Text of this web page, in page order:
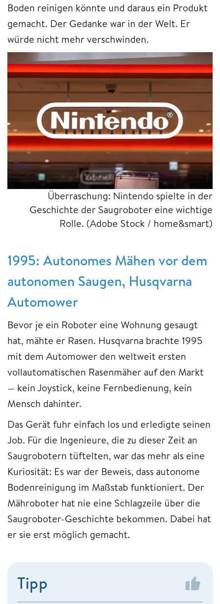
Boden reinigen könnte und daraus ein Produkt
gemacht. Der Gedanke war in der Welt. Er
würde nicht mehr verschwinden.
Überraschung: Nintendo spielte in der
Geschichte der Saugroboter eine wichtige
Rolle. (Adobe Stock / home&smart)
1995: Autonomes Mähen vor dem
autonomen Saugen, Husqvarna
Automower
Bevor je ein Roboter eine Wohnung gesaugt
hat, mähte er Rasen. Husqvarna brachte 1995
mit dem Automower den weltweit ersten
vollautomatischen Rasenmäher auf den Markt
— kein Joystick, keine Fernbedienung, kein
Mensch dahinter.
Das Gerät fuhr einfach los und erledigte seinen
Job. Für die Ingenieure, die zu dieser Zeit an
Saugrobotern tüftelten, war das mehr als eine
Kuriosität: Es war der Beweis, dass autonome
Bodenreinigung im Maßstab funktioniert. Der
Mähroboter hat nie eine Schlagzeile über die
Saugroboter-Geschichte bekommen. Dabei hat
er sie erst möglich gemacht.
Tipp